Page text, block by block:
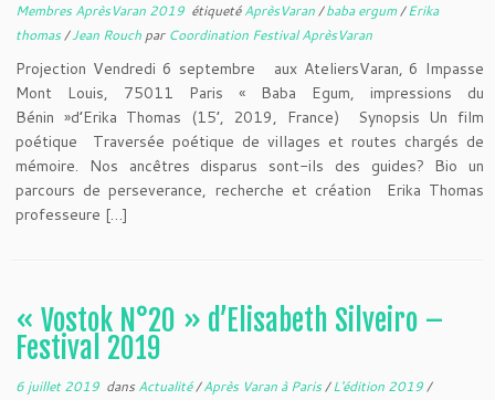
Membres AprèsVaran 2019 étiquetéAprèsVaran/baba ergum/Erika
thomas/Jean Rouch par Coordination Festival AprèsVaran
Projection Vendredi 6 septembre aux AteliersVaran, 6 Impasse
Mont Louis, 75011 Paris « Baba Egum, impressions du
Bénin »d’Erika Thomas (15’, 2019, France) Synopsis Un film
poétique Traversée poétique de villages et routes chargés de
mémoire. Nos ancêtres disparus sont-ils des guides? Bio un
parcours de perseverance, recherche et création Erika Thomas
professeure […]
« Vostok N°20 » d’Elisabeth Silveiro –
Festival 2019
6 juillet 2019 dans Actualité/Après Varan à Paris/L'édition 2019/